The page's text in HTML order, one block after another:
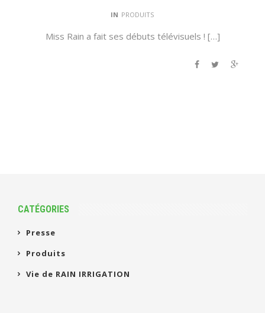
IN PRODUITS
Miss Rain a fait ses débuts télévisuels ! […]
CATÉGORIES
Presse
Produits
Vie de RAIN IRRIGATION